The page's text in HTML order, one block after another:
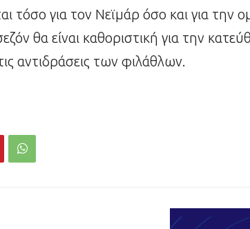
τόσο για τον Νεϊμάρ όσο και για την
θα είναι καθοριστική για την
αντιδράσεις των φιλάθλων.